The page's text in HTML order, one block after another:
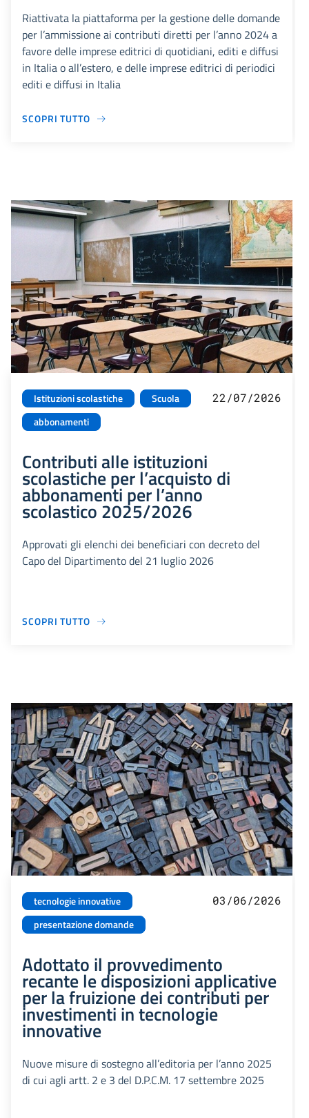
Riattivata la piattaforma per la gestione delle domande
per l’ammissione ai contributi diretti per l’anno 2024 a
favore delle imprese editrici di quotidiani, editi e diffusi
in Italia o all’estero, e delle imprese editrici di periodici
editi e diffusi in Italia
SCOPRI TUTTO
Istituzioni scolastiche
Scuola
abbonamenti
22/07/2026
Contributi alle istituzioni
scolastiche per l’acquisto di
abbonamenti per l’anno
scolastico 2025/2026
Approvati gli elenchi dei beneficiari con decreto del
Capo del Dipartimento del 21 luglio 2026
SCOPRI TUTTO
tecnologie innovative
presentazione domande
03/06/2026
Adottato il provvedimento
recante le disposizioni applicative
per la fruizione dei contributi per
investimenti in tecnologie
innovative
Nuove misure di sostegno all’editoria per l’anno 2025
di cui agli artt. 2 e 3 del D.P.C.M. 17 settembre 2025